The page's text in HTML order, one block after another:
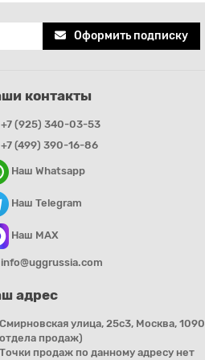
Оформить подписку
контакты
+7 (925) 340-03-53
+7 (499) 390-16-86
Наш Whatsapp
Наш Telegram
Наш MAX
info@uggrussia.com
адрес
Смирновская улица, 25с3, Москва,
отдела продаж)
Точки продаж по данному адресу нет